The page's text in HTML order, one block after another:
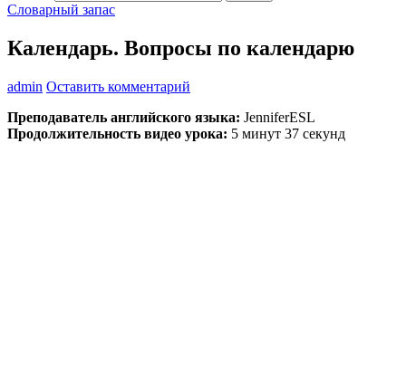
Словарный запас
Календарь. Вопросы по календарю
admin Оставить комментарий
Преподаватель английского языка: JenniferESL
Продолжительность видео урока: 5 минут 37 секунд